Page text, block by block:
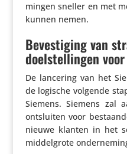
mingen sneller en met
kunnen nemen.
Bevestiging van
doelstellingen
De lancering van het
de logische volgende
Siemens. Siemens zal
ontsluiten voor
nieuwe klanten in het
middel­grote